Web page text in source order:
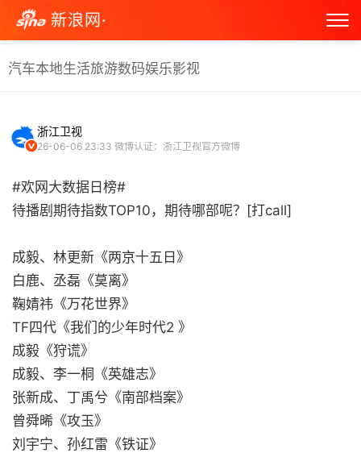
新浪网·
汽车本地生活旅游数码娱乐影视
浙江卫视
26-06-06 23:33 微博认证：浙江卫视官方微博
#欢网大数据日榜#
待播剧期待指数TOP10，期待哪部呢？[打call]
成毅、林更新《两京十五日》
白鹿、丞磊《莫离》
鞠婧祎《万花世界》
TF四代《我们的少年时代2 》
成毅《狩谎》
成毅、李一桐《英雄志》
张新成、丁禹兮《南部档案》
曾舜晞《攻玉》
刘宇宁、孙红雷《铁证》